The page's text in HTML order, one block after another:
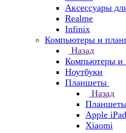
Аксессуары
Realme
Infinix
Компьютеры и
Назад
Компьютеры и
Ноутбуки
Планшеты
Назад
Apple iPad
Xiaomi